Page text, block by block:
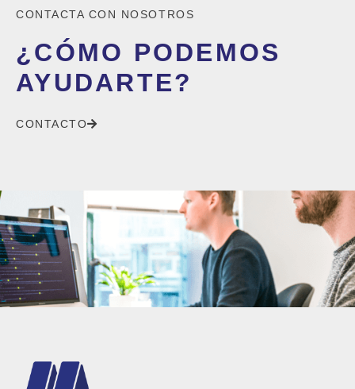
CONTACTA CON NOSOTROS
¿CÓMO PODEMOS
AYUDARTE?
CONTACTO